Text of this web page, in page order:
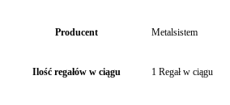
Producent Metalsistem
Ilość regałów w ciągu 1 Regał w ciągu